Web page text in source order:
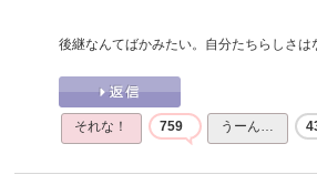
後継なんてばかみたい。自分たちらしさは
それな！ 759 うーん…